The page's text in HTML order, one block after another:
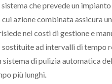
che prevede un
azione combinata assicura
nei costi di gestione e
sostituite ad intervalli di tempo
sistema di pulizia automatica
più lunghi.